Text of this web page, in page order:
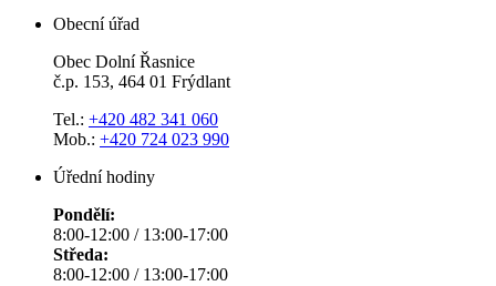
Obecní úřad
Obec Dolní Řasnice
č.p. 153, 464 01 Frýdlant
Tel.: +420 482 341 060
Mob.: +420 724 023 990
Úřední hodiny
Pondělí:
8:00-12:00 / 13:00-17:00
Středa:
8:00-12:00 / 13:00-17:00